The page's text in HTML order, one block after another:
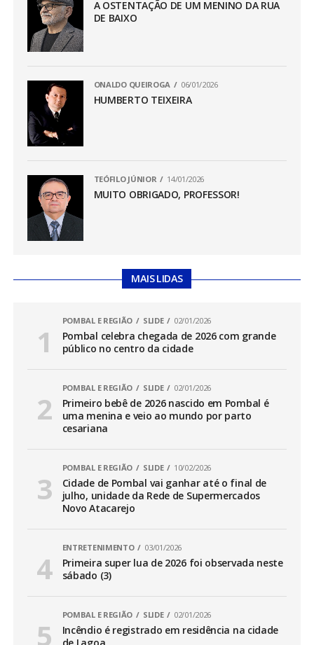
A OSTENTAÇÃO DE UM MENINO DA RUA
DE BAIXO
ONALDO QUEIROGA 06/01/2026
HUMBERTO TEIXEIRA
TEÓFILO JÚNIOR 14/01/2026
MUITO OBRIGADO, PROFESSOR!
MAIS LIDAS
POMBAL E REGIÃO SLIDE 02/01/2026
Pombal celebra chegada de 2026 com grande
público no centro da cidade
POMBAL E REGIÃO SLIDE 02/01/2026
Primeiro bebê de 2026 nascido em Pombal é
uma menina e veio ao mundo por parto
cesariana
POMBAL E REGIÃO SLIDE 10/02/2026
Cidade de Pombal vai ganhar até o final de
julho, unidade da Rede de Supermercados
Novo Atacarejo
ENTRETENIMENTO 03/01/2026
Primeira super lua de 2026 foi observada neste
sábado (3)
POMBAL E REGIÃO SLIDE 02/01/2026
Incêndio é registrado em residência na cidade